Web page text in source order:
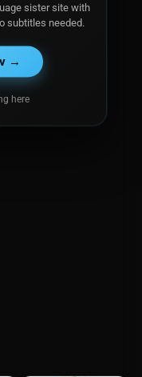
sister site with
subtitles needed.
→
here